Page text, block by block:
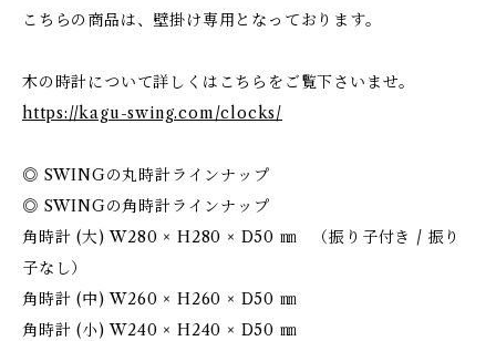
こちらの商品は、壁掛け専用となっております。
木の時計について詳しくはこちらをご覧下さいませ。
https://kagu-swing.com/clocks/
◎ SWINGの丸時計ラインナップ
◎ SWINGの角時計ラインナップ
角時計 (大) W280 × H280 × D50 ㎜ （振り子付き / 振り
子なし）
角時計 (中) W260 × H260 × D50 ㎜
角時計 (小) W240 × H240 × D50 ㎜